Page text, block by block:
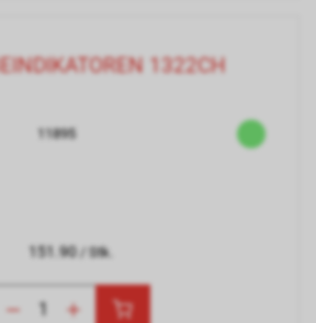
1322CH
11895
151.90/ Stk.